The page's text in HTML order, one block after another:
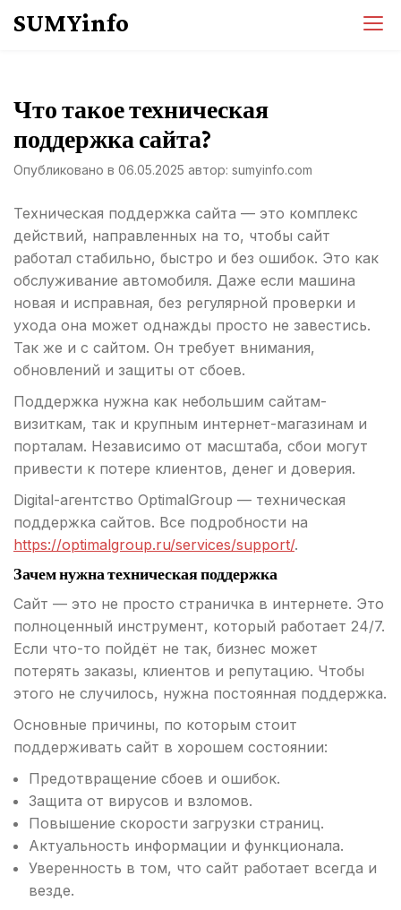
SUMYinfo
Что такое техническая
поддержка сайта?
Опубликовано в 06.05.2025 автор: sumyinfo.com
Техническая поддержка сайта — это комплекс
действий, направленных на то, чтобы сайт
работал стабильно, быстро и без ошибок. Это как
обслуживание автомобиля. Даже если машина
новая и исправная, без регулярной проверки и
ухода она может однажды просто не завестись.
Так же и с сайтом. Он требует внимания,
обновлений и защиты от сбоев.
Поддержка нужна как небольшим сайтам-
визиткам, так и крупным интернет-магазинам и
порталам. Независимо от масштаба, сбои могут
привести к потере клиентов, денег и доверия.
Digital-агентство OptimalGroup — техническая
поддержка сайтов. Все подробности на
https://optimalgroup.ru/services/support/.
Зачем нужна техническая поддержка
Сайт — это не просто страничка в интернете. Это
полноценный инструмент, который работает 24/7.
Если что-то пойдёт не так, бизнес может
потерять заказы, клиентов и репутацию. Чтобы
этого не случилось, нужна постоянная поддержка.
Основные причины, по которым стоит
поддерживать сайт в хорошем состоянии:
Предотвращение сбоев и ошибок.
Защита от вирусов и взломов.
Повышение скорости загрузки страниц.
Актуальность информации и функционала.
Уверенность в том, что сайт работает всегда и
везде.